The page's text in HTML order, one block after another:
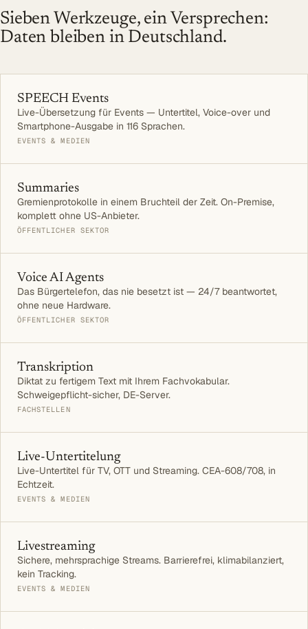
Sieben Werkzeuge, ein Versprechen:
Daten bleiben in Deutschland.
SPEECH Events
Live-Übersetzung für Events — Untertitel, Voice-over und
Smartphone-Ausgabe in 116 Sprachen.
EVENTS & MEDIEN
Summaries
Gremienprotokolle in einem Bruchteil der Zeit. On-Premise,
komplett ohne US-Anbieter.
ÖFFENTLICHER SEKTOR
Voice AI Agents
Das Bürgertelefon, das nie besetzt ist — 24/7 beantwortet,
ohne neue Hardware.
ÖFFENTLICHER SEKTOR
Transkription
Diktat zu fertigem Text mit Ihrem Fachvokabular.
Schweigepflicht-sicher, DE-Server.
FACHSTELLEN
Live-Untertitelung
Live-Untertitel für TV, OTT und Streaming. CEA-608/708, in
Echtzeit.
EVENTS & MEDIEN
Livestreaming
Sichere, mehrsprachige Streams. Barrierefrei, klimabilanziert,
kein Tracking.
EVENTS & MEDIEN